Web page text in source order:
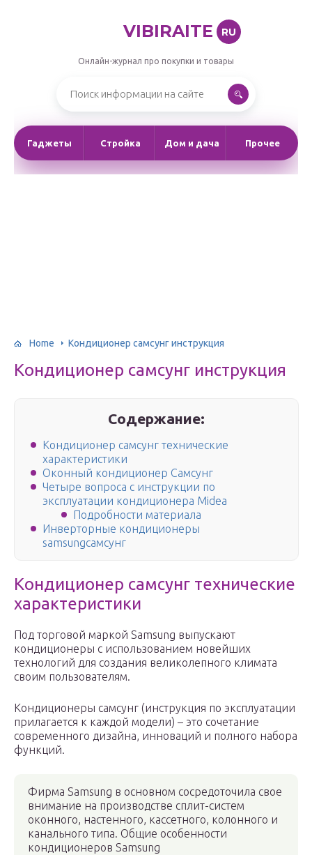
VIBIRAITE RU
Онлайн-журнал про покупки и товары
Гаджеты Стройка Дом и дача Прочее
Home Кондиционер самсунг инструкция
Кондиционер самсунг инструкция
Содержание:
Кондиционер самсунг технические
характеристики
Оконный кондиционер Самсунг
Четыре вопроса с инструкции по
эксплуатации кондиционера Midea
Подробности материала
Инверторные кондиционеры
samsungсамсунг
Кондиционер самсунг технические
характеристики
Под торговой маркой Samsung выпускают
кондиционеры с использованием новейших
технологий для создания великолепного климата
своим пользователям.
Кондиционеры самсунг (инструкция по эксплуатации
прилагается к каждой модели) – это сочетание
современного дизайна, инноваций и полного набора
функций.
Фирма Samsung в основном сосредоточила свое
внимание на производстве сплит-систем
оконного, настенного, кассетного, колонного и
канального типа. Общие особенности
кондиционеров Samsung